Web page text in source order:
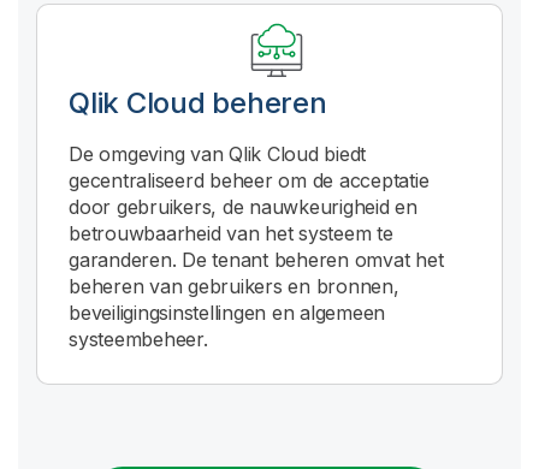
Qlik Cloud beheren
De omgeving van Qlik Cloud biedt
gecentraliseerd beheer om de acceptatie
door gebruikers, de nauwkeurigheid en
betrouwbaarheid van het systeem te
garanderen. De tenant beheren omvat het
beheren van gebruikers en bronnen,
beveiligingsinstellingen en algemeen
systeembeheer.